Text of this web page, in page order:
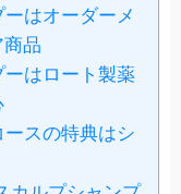
はオーダーメ
品
はロート製薬
スの特典はシ